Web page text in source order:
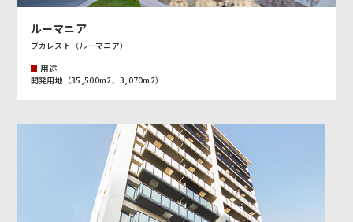
ルーマニア
ブカレスト（ルーマニア）
用途
開発用地（35,500m2、3,070m2）